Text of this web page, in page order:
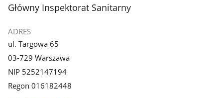
stopka
Główny Inspektorat Sanitarny
ADRES
ul. Targowa 65
03-729 Warszawa
NIP 5252147194
Regon 016182448